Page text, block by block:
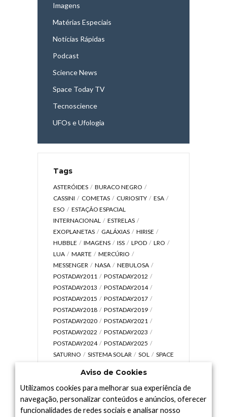
Imagens
Matérias Especiais
Notícias Rápidas
Podcast
Science News
Space Today TV
Tecnoscience
UFOs e Ufologia
Tags
ASTERÓIDES
BURACO NEGRO
CASSINI
COMETAS CURIOSITY
ESA
ESO
ESTAÇÃO ESPACIAL
INTERNACIONAL
ESTRELAS
EXOPLANETAS
GALÁXIAS
HIRISE
HUBBLE
IMAGENS ISS LPOD
LRO
LUA
MARTE
MERCÚRIO
MESSENGER
NASA
NEBULOSA
POSTADAY2011
POSTADAY2012
POSTADAY2013
POSTADAY2014
POSTADAY2015
POSTADAY2017
POSTADAY2018
POSTADAY2019
POSTADAY2020
POSTADAY2021
POSTADAY2022
POSTADAY2023
POSTADAY2024
POSTADAY2025
SATURNO
SISTEMA SOLAR SOL
SPACE
UNIVERSO
VÍDEO
Aviso de Cookies
Utilizamos cookies para melhorar sua experiência de
navegação, personalizar conteúdos e anúncios, oferecer
funcionalidades de redes sociais e analisar nosso